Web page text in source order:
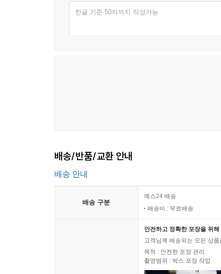
한글 기준 50자까지 작성가능
배송/반품/교환 안내
배송 안내
배송 구분
예스24 배송
배송비 : 무료배송
안전하고 정확한 포장을 위
고객님께 배송되는 모든 상
목적 : 안전한 포장 관리
촬영범위 : 박스 포장 작업